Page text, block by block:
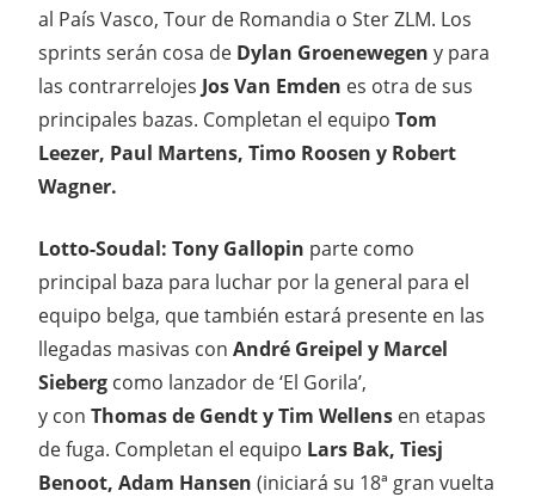
al País Vasco, Tour de Romandia o Ster ZLM. Los
sprints serán cosa de Dylan Groenewegen y para
las contrarrelojes Jos Van Emden es otra de sus
principales bazas. Completan el equipo Tom
Leezer, Paul Martens, Timo Roosen y Robert
Wagner.
Lotto-Soudal: Tony Gallopin parte como
principal baza para luchar por la general para el
equipo belga, que también estará presente en las
llegadas masivas con André Greipel y Marcel
Sieberg como lanzador de ‘El Gorila’,
y con Thomas de Gendt y Tim Wellens en etapas
de fuga. Completan el equipo Lars Bak, Tiesj
Benoot, Adam Hansen (iniciará su 18ª gran vuelta